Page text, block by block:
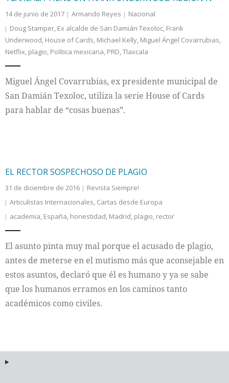
14 de junio de 2017 Armando Reyes
Nacional
Doug Stamper Ex alcalde de San Damián Texoloc Frank
Underwood House of Cards Michael Kelly Miguel Ángel Covarrubias
Netflix plagio Política mexicana PRD Tlaxcala
Miguel Ángel Covarrubias, ex presidente municipal de
San Damián Texoloc, utiliza la serie House of Cards
para hablar de “cosas buenas”.
EL RECTOR SOSPECHOSO DE PLAGIO
31 de diciembre de 2016
Revista Siempre!
Articulistas Internacionales Cartas desde Europa
academia España honestidad Madrid plagio rector
El asunto pinta muy mal porque el acusado de plagio,
antes de meterse en el mutismo más que aconsejable en
estos asuntos, declaró que él es humano y ya se sabe
que los humanos erramos en los caminos tanto
académicos como civiles.